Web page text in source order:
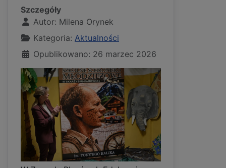
Szczegóły
Autor: Milena Orynek
Kategoria: Aktualności
Opublikowano: 26 marzec 2026